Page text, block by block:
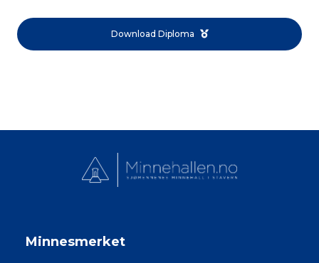
Download Diploma
Minnesmerket